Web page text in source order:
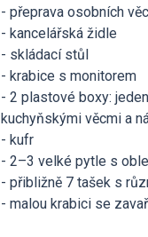
- přeprava osobních
- kancelářská židle
- skládací stůl
- krabice s monitorem
- 2 plastové boxy:
kuchyňskými věcmi a
- kufr
- 2–3 velké pytle s
- přibližně 7 tašek s
- malou krabici se